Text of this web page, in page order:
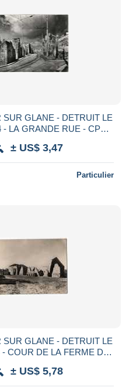
- DETRUIT LE
± US$ 3,47
Particulier
- DETRUIT LE
± US$ 5,78